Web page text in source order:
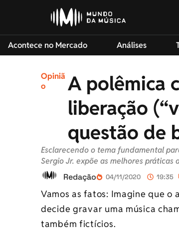
Acontece no Mercado Análises
Opiniã
o
A polêmica
liberação
questão de
Esclarecendo o tema fundamental
Sergio Jr. expõe as melhores
Redação
04/11/2020 19:35
Vamos as fatos: Imagine que
decide gravar uma música
também fictícios.